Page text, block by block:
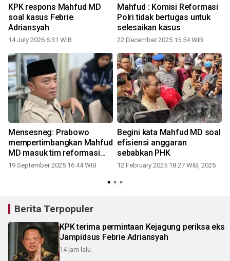
KPK respons Mahfud MD
soal kasus Febrie
Adriansyah
14 July 2026 6:31 WIB
Mahfud : Komisi Reformasi
Polri tidak bertugas untuk
selesaikan kasus
22 December 2025 15:54 WIB
Mensesneg: Prabowo
mempertimbangkan Mahfud
MD masuk tim reformasi
Polri
19 September 2025 16:44 WIB
Begini kata Mahfud MD soal
efisiensi anggaran
sebabkan PHK
12 February 2025 18:27 WIB, 2025
Berita Terpopuler
KPK terima permintaan Kejagung periksa eks
Jampidsus Febrie Adriansyah
14 jam lalu